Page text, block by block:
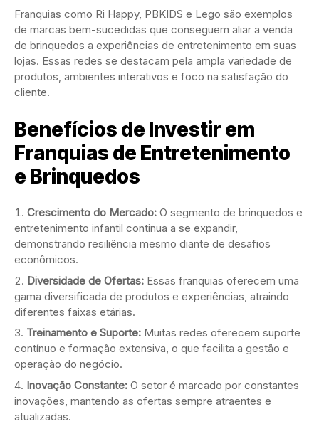
Franquias como Ri Happy, PBKIDS e Lego são exemplos
de marcas bem-sucedidas que conseguem aliar a venda
de brinquedos a experiências de entretenimento em suas
lojas. Essas redes se destacam pela ampla variedade de
produtos, ambientes interativos e foco na satisfação do
cliente.
Benefícios de Investir em
Franquias de Entretenimento
e Brinquedos
Crescimento do Mercado: O segmento de brinquedos e
entretenimento infantil continua a se expandir,
demonstrando resiliência mesmo diante de desafios
econômicos.
Diversidade de Ofertas: Essas franquias oferecem uma
gama diversificada de produtos e experiências, atraindo
diferentes faixas etárias.
Treinamento e Suporte: Muitas redes oferecem suporte
contínuo e formação extensiva, o que facilita a gestão e
operação do negócio.
Inovação Constante: O setor é marcado por constantes
inovações, mantendo as ofertas sempre atraentes e
atualizadas.